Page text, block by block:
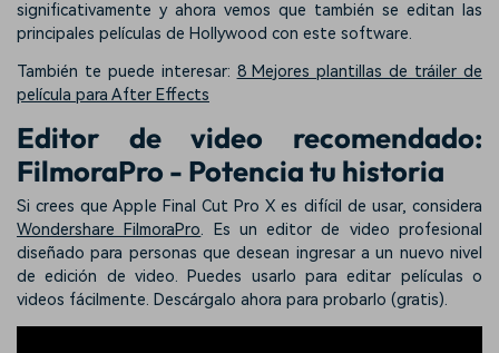
significativamente y ahora vemos que también se editan las
principales películas de Hollywood con este software.
También te puede interesar: 8 Mejores plantillas de tráiler de
película para After Effects
Editor de video recomendado:
FilmoraPro - Potencia tu historia
Si crees que Apple Final Cut Pro X es difícil de usar, considera
Wondershare FilmoraPro. Es un editor de video profesional
diseñado para personas que desean ingresar a un nuevo nivel
de edición de video. Puedes usarlo para editar películas o
videos fácilmente. Descárgalo ahora para probarlo (gratis).